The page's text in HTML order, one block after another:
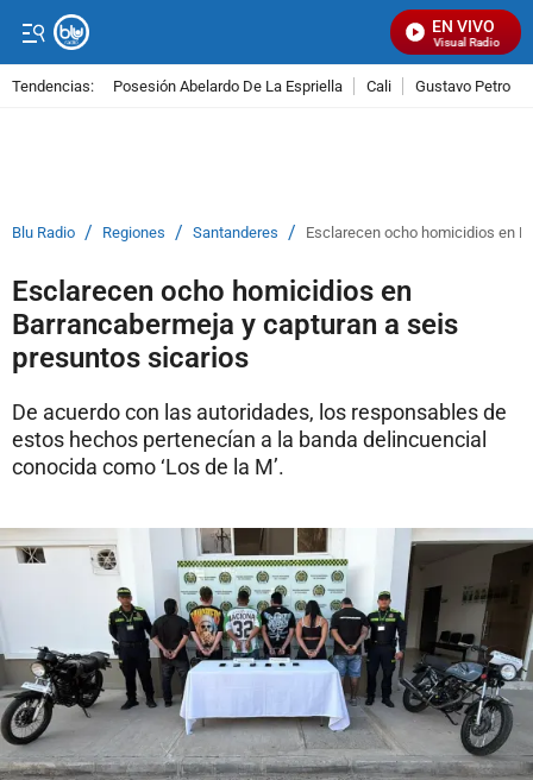
EN VIVO
Señal Visual Radio
Tendencias: Posesión Abelardo De La Espriella Cali Gustavo Petro
Blu Radio / Regiones / Santanderes / Esclarecen ocho homicidios en
Esclarecen ocho homicidios en
Barrancabermeja y capturan a seis
presuntos sicarios
De acuerdo con las autoridades, los responsables de
estos hechos pertenecían a la banda delincuencial
conocida como ‘Los de la M’.